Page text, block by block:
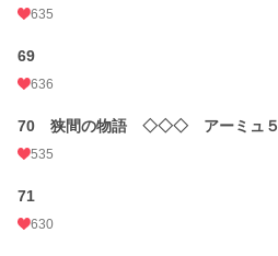
635
69
636
70 狭間の物語 ◇◇◇ アーミュ５
535
71
630